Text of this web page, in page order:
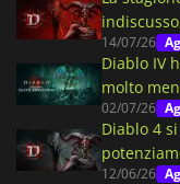
14/07/26
Diablo IV
molto
02/07/26
Diablo 4
12/06/26